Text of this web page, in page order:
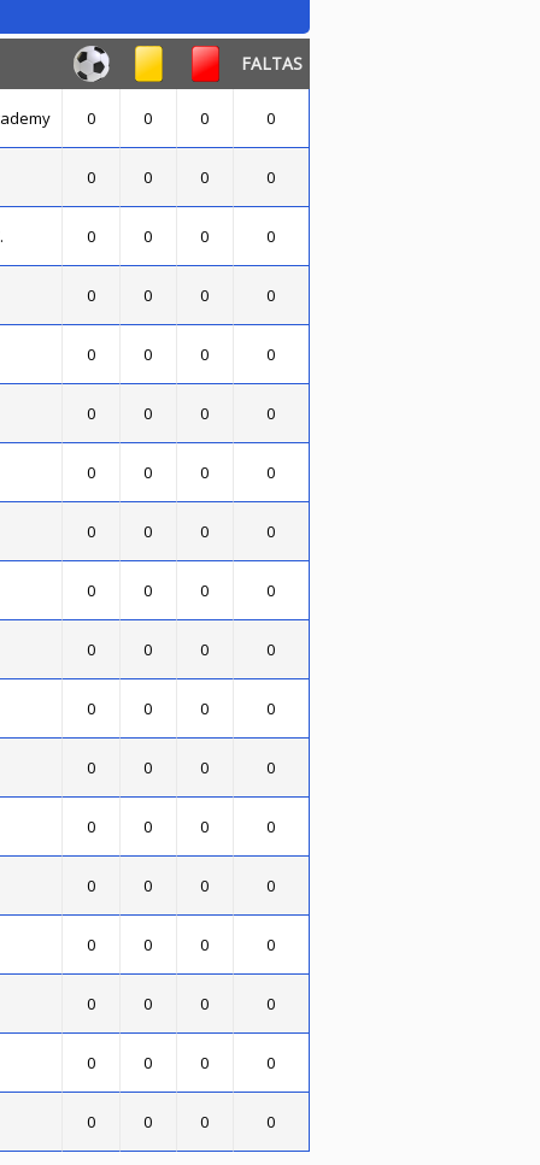
FALTAS
0 0 0 0
0 0 0 0
0 0 0 0
0 0 0 0
0 0 0 0
0 0 0 0
0 0 0 0
0 0 0 0
0 0 0 0
0 0 0 0
0 0 0 0
0 0 0 0
0 0 0 0
0 0 0 0
0 0 0 0
0 0 0 0
0 0 0 0
0 0 0 0